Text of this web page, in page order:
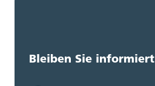
Bleiben Sie informiert